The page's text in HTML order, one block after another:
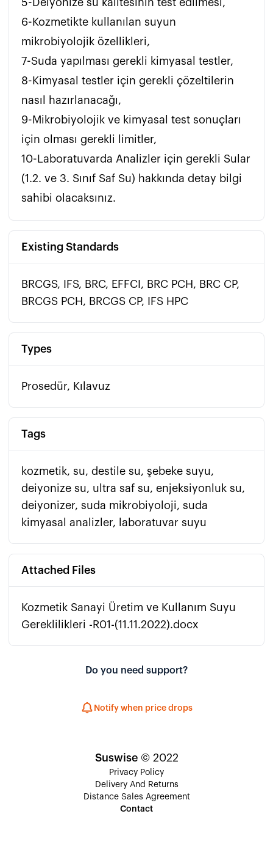
5-Deiyonize su kalitesinin test edilmesi,
6-Kozmetikte kullanılan suyun
mikrobiyolojik özellikleri,
7-Suda yapılması gerekli kimyasal testler,
8-Kimyasal testler için gerekli çözeltilerin
nasıl hazırlanacağı,
9-Mikrobiyolojik ve kimyasal test sonuçları
için olması gerekli limitler,
10-Laboratuvarda Analizler için gerekli Sular
(1.2. ve 3. Sınıf Saf Su) hakkında detay bilgi
sahibi olacaksınız.
Existing Standards
BRCGS, IFS, BRC, EFFCI, BRC PCH, BRC CP,
BRCGS PCH, BRCGS CP, IFS HPC
Types
Prosedür, Kılavuz
Tags
kozmetik, su, destile su, şebeke suyu,
deiyonize su, ultra saf su, enjeksiyonluk su,
deiyonizer, suda mikrobiyoloji, suda
kimyasal analizler, laboratuvar suyu
Attached Files
Kozmetik Sanayi Üretim ve Kullanım Suyu
Gereklilikleri -R01-(11.11.2022).docx
Do you need support?
Notify when price drops
Suswise© 2022
Privacy Policy
Delivery And Returns
Distance Sales Agreement
Contact